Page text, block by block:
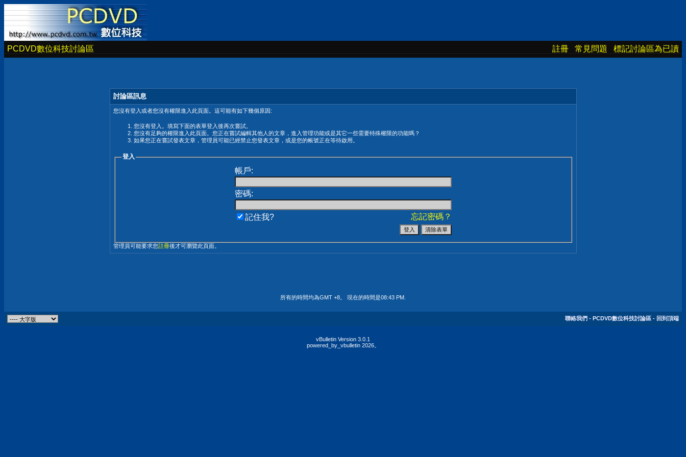
PCDVD數位科技討論區 註冊 常見問題 標記討論區為已讀
討論區訊息
您沒有登入或者您沒有權限進入此頁面。這可能有如下幾個原因:
您沒有登入。填寫下面的表單登入後再次嘗試。
您沒有足夠的權限進入此頁面。您正在嘗試編輯其他人的文章，進入管理功能或是其它一些需要特殊權限的功能嗎？
如果您正在嘗試發表文章，管理員可能已經禁止您發表文章，或是您的帳號正在等待啟用。
登入
帳戶:
密碼:
忘記密碼？
記住我?
管理員可能要求您註冊後才可瀏覽此頁面。
所有的時間均為GMT +8。 現在的時間是08:43 PM
聯絡我們 - PCDVD數位科技討論區 - 回到頂端
vBulletin Version 3.0.1
powered_by_vbulletin 2026。